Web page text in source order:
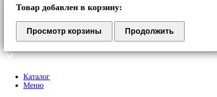
Товар добавлен в корзину:
Просмотр корзины Продолжить
Каталог
Меню